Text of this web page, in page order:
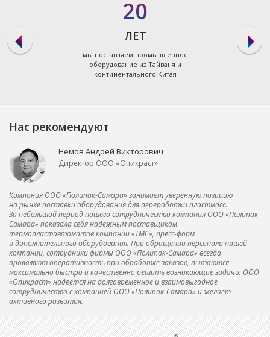
20
ЛЕТ
мы поставляем промышленное
оборудование из Тайваня и
континентального Китая
Нас рекомендуют
Немов Андрей Викторович
Директор ООО «Опикраст»
Компания ООО «Полипак-Самара» занимает уверенную позицию
на рынке поставки оборудования для переработки пластмасс.
За небольшой период нашего сотрудничества компания ООО «Полипак-
Самара» показала себя надежным поставщиком
термопластавтоматов компании «ТМС», пресс-форм
и дополнительного оборудования. При обращении персонала нашей
компании, сотрудники фирмы ООО «Полипак-Самара» всегда
проявляют оперативность при обработке заказов, пытаются
максимально быстро и качественно решить возникающие задачи. ООО
«Опикраст» надеется на долговременное и взаимовыгодное
сотрудничество с компанией ООО «Полипак-Самара» и желает
активного развития.